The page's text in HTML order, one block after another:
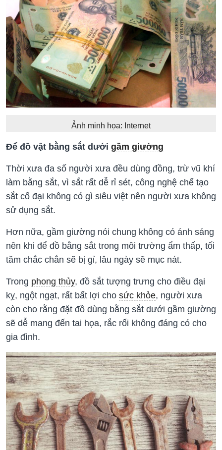
Ảnh minh họa: Internet
Để đồ vật bằng sắt dưới gầm giường
Thời xưa đa số người xưa đều dùng đồng, trừ vũ khí
làm bằng sắt, vì sắt rất dễ rỉ sét, công nghệ chế tạo
sắt cổ đại không có gì siêu việt nên người xưa không
sử dụng sắt.
Hơn nữa, gầm giường nói chung không có ánh sáng
nên khi để đồ bằng sắt trong môi trường ẩm thấp, tối
tăm chắc chắn sẽ bị gỉ, lâu ngày sẽ mục nát.
Trong phong thủy, đồ sắt tượng trưng cho điều đại
kỵ, ngột ngạt, rất bất lợi cho sức khỏe, người xưa
còn cho rằng đặt đồ dùng bằng sắt dưới gầm giường
sẽ dễ mang đến tai họa, rắc rối không đáng có cho
gia đình.